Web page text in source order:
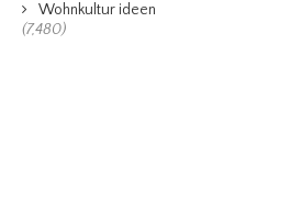
Wohnkultur ideen
(7,480)